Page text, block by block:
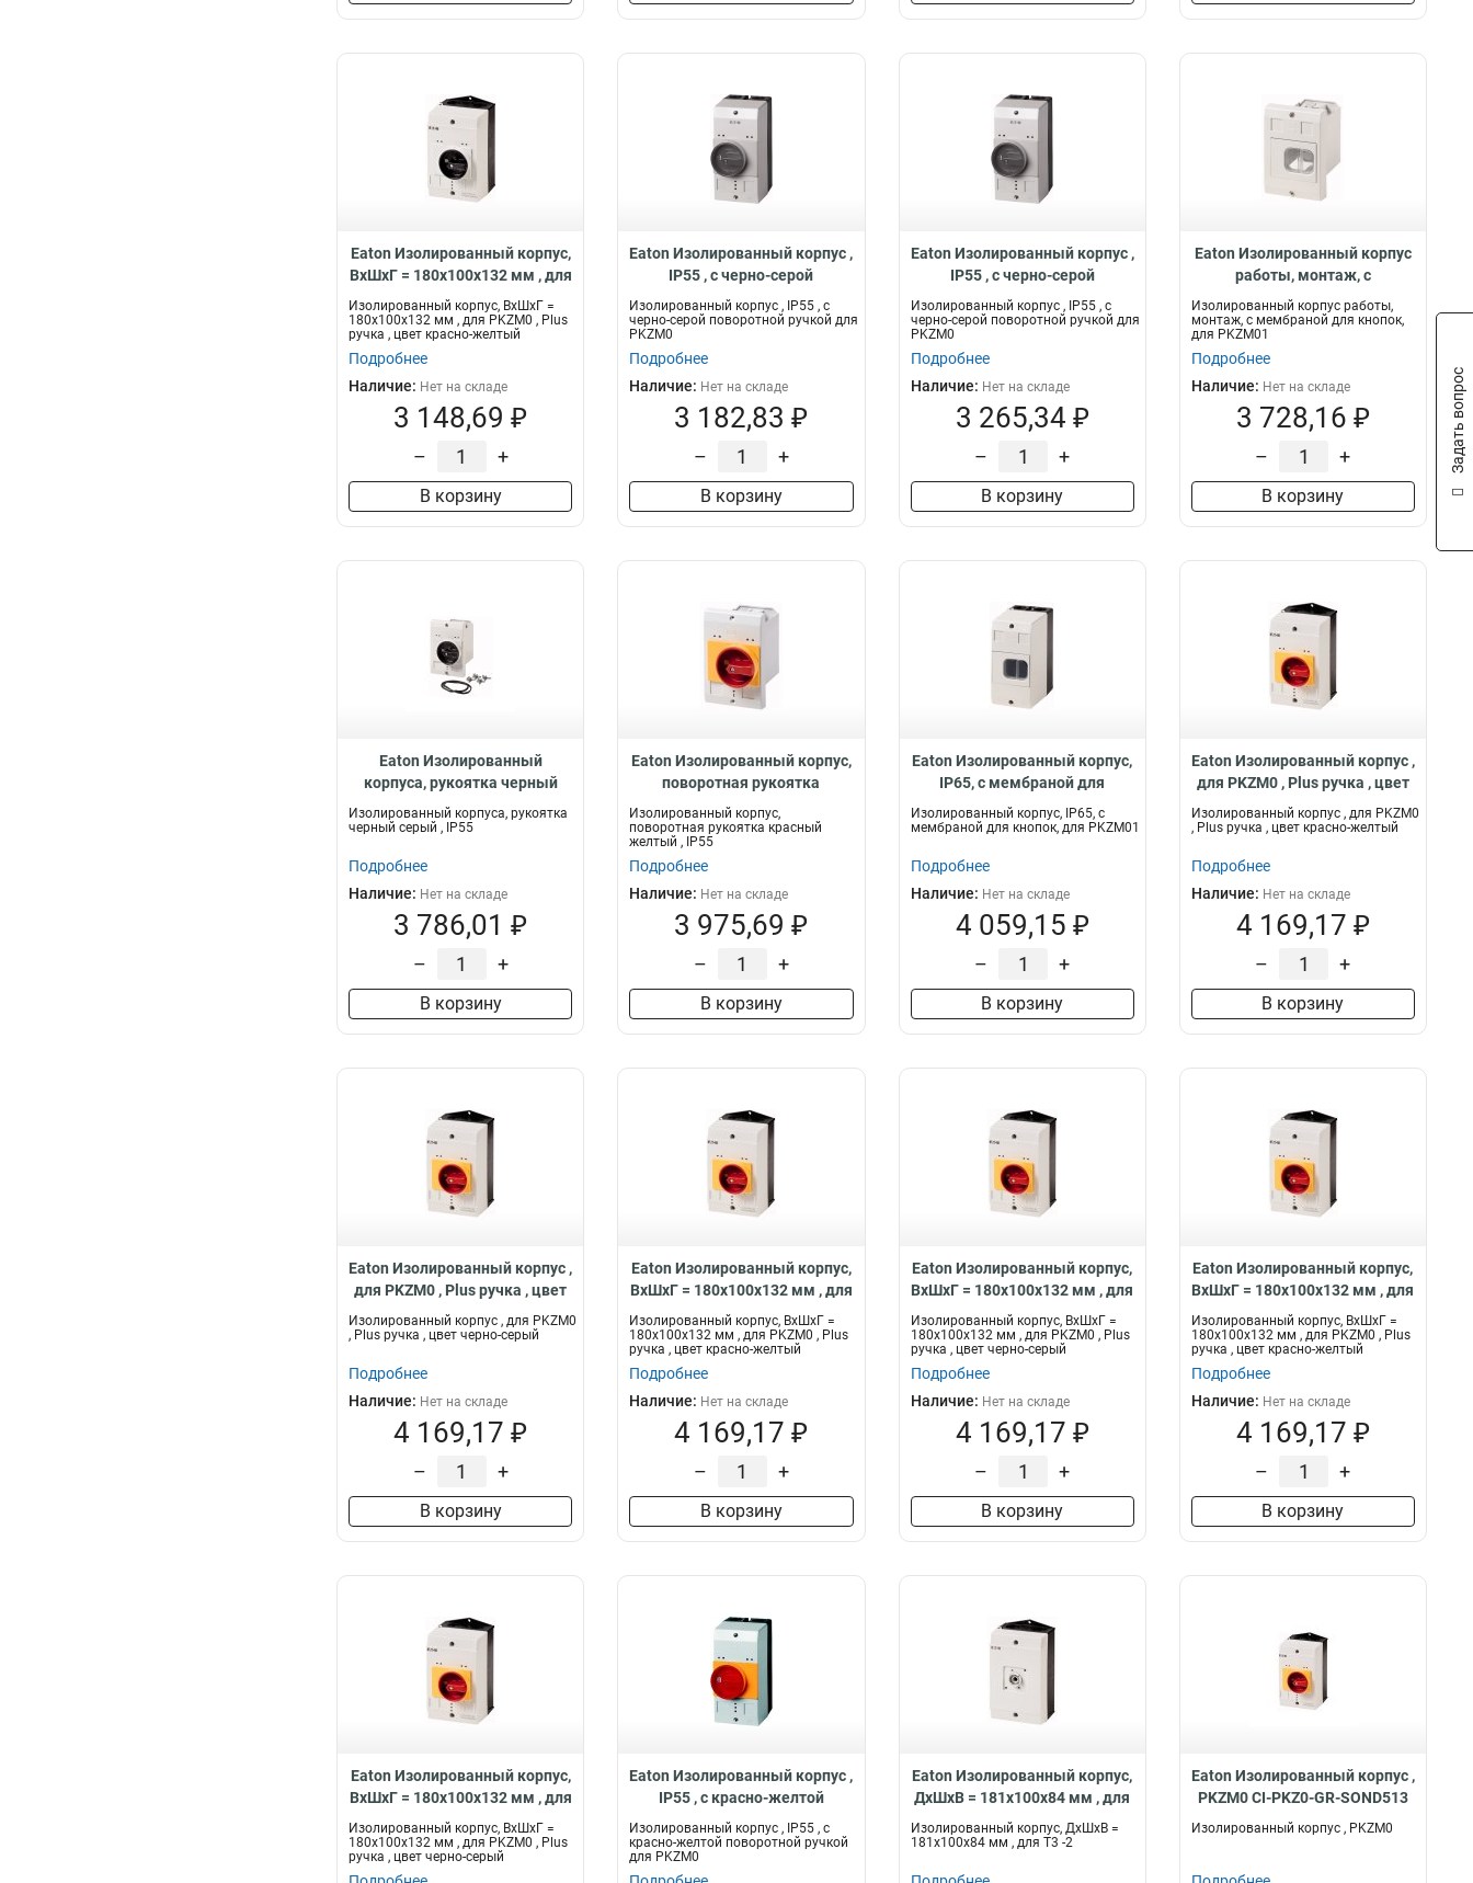
Eaton Изолированный корпус,
ВхШхГ = 180x100x132 мм , для
PKZM0 , Plus ручка , цвет
красно-желтый CI-K2-PKZ0-
NA-GV
Изолированный корпус, ВхШхГ =
180x100x132 мм , для PKZM0 , Plus
ручка , цвет красно-желтый
Подробнее
Наличие: Нет на складе
3 148,69 ₽
– +
В корзину
Eaton Изолированный корпус ,
IP55 , с черно-серой
поворотной ручкой для
PKZM0 CI-PKZ0-GVM
Изолированный корпус , IP55 , с
черно-серой поворотной ручкой для
PKZM0
Подробнее
Наличие: Нет на складе
3 182,83 ₽
– +
В корзину
Eaton Изолированный корпус ,
IP55 , с черно-серой
поворотной ручкой для
PKZM0 CI-PKZ0-GM
Изолированный корпус , IP55 , с
черно-серой поворотной ручкой для
PKZM0
Подробнее
Наличие: Нет на складе
3 265,34 ₽
– +
В корзину
Eaton Изолированный корпус
работы, монтаж, с
мембраной для кнопок, для
PKZM01 E-PKZ01-G
Изолированный корпус работы,
монтаж, с мембраной для кнопок,
для PKZM01
Подробнее
Наличие: Нет на складе
3 728,16 ₽
– +
В корзину
Eaton Изолированный
корпуса, рукоятка черный
серый , IP55 E-PKZ0-G
Изолированный корпуса, рукоятка
черный серый , IP55
Подробнее
Наличие: Нет на складе
3 786,01 ₽
– +
В корзину
Eaton Изолированный корпус,
поворотная рукоятка
красный желтый , IP55 E-
PKZ0-GR
Изолированный корпус,
поворотная рукоятка красный
желтый , IP55
Подробнее
Наличие: Нет на складе
3 975,69 ₽
– +
В корзину
Eaton Изолированный корпус,
IP65, c мембраной для
кнопок, для PKZM01 CI-PKZ01-
G
Изолированный корпус, IP65, c
мембраной для кнопок, для PKZM01
Подробнее
Наличие: Нет на складе
4 059,15 ₽
– +
В корзину
Eaton Изолированный корпус ,
для PKZM0 , Plus ручка , цвет
красно-желтый CI-K2-PKZ0-
GR
Изолированный корпус , для PKZM0
, Plus ручка , цвет красно-желтый
Подробнее
Наличие: Нет на складе
4 169,17 ₽
– +
В корзину
Eaton Изолированный корпус ,
для PKZM0 , Plus ручка , цвет
черно-серый CI-K2-PKZ0-GRV
Изолированный корпус , для PKZM0
, Plus ручка , цвет черно-серый
Подробнее
Наличие: Нет на складе
4 169,17 ₽
– +
В корзину
Eaton Изолированный корпус,
ВхШхГ = 180x100x132 мм , для
PKZM0 , Plus ручка , цвет
красно-желтый CI-K2H-PKZ0-
GR
Изолированный корпус, ВхШхГ =
180x100x132 мм , для PKZM0 , Plus
ручка , цвет красно-желтый
Подробнее
Наличие: Нет на складе
4 169,17 ₽
– +
В корзину
Eaton Изолированный корпус,
ВхШхГ = 180x100x132 мм , для
PKZM0 , Plus ручка , цвет
черно-серый CI-K2H-PKZ0-
GRV
Изолированный корпус, ВхШхГ =
180x100x132 мм , для PKZM0 , Plus
ручка , цвет черно-серый
Подробнее
Наличие: Нет на складе
4 169,17 ₽
– +
В корзину
Eaton Изолированный корпус,
ВхШхГ = 180x100x132 мм , для
PKZM0 , Plus ручка , цвет
красно-желтый CI-K2-PKZ0-
NA-GR
Изолированный корпус, ВхШхГ =
180x100x132 мм , для PKZM0 , Plus
ручка , цвет красно-желтый
Подробнее
Наличие: Нет на складе
4 169,17 ₽
– +
В корзину
Eaton Изолированный корпус,
ВхШхГ = 180x100x132 мм , для
PKZM0 , Plus ручка , цвет
черно-серый CI-K2-PKZ0-NA-
GRV
Изолированный корпус, ВхШхГ =
180x100x132 мм , для PKZM0 , Plus
ручка , цвет черно-серый
Eaton Изолированный корпус ,
IP55 , с красно-желтой
поворотной ручкой для
PKZM0 CI-PKZ0-GRVM
Изолированный корпус , IP55 , с
красно-желтой поворотной ручкой
для PKZM0
Eaton Изолированный корпус,
ДхШхВ = 181x100x84 мм , для
Т3 -2 CI-K2-T3-2
Изолированный корпус, ДхШхВ =
181x100x84 мм , для Т3 -2
Eaton Изолированный корпус ,
PKZM0 CI-PKZ0-GR-SOND513
Изолированный корпус , PKZM0
Задать вопрос